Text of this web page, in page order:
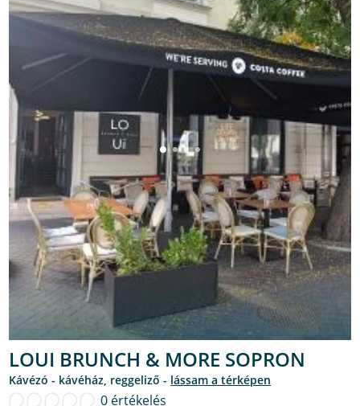
LOUI BRUNCH & MORE SOPRON
kávézó - kávéház, reggeliző - lássam a térképen
0 értékelés